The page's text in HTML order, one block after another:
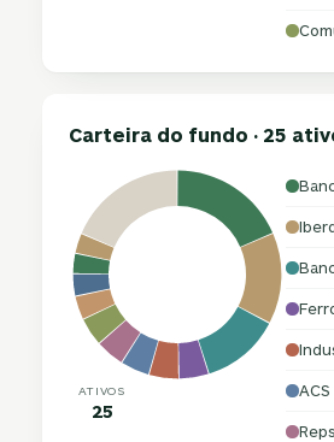
Carteira do fundo · 25
ATIVOS
25